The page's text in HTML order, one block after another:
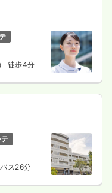
徒歩4分
ス26分